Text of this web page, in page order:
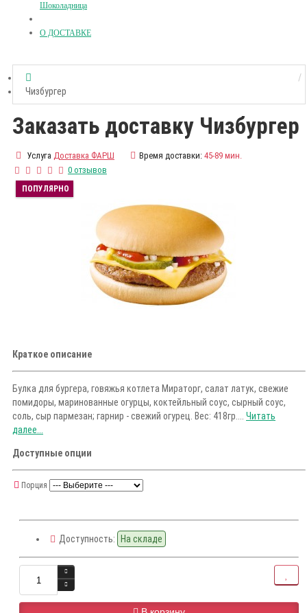
Шоколадница
О ДОСТАВКЕ
Чизбургер
Заказать доставку Чизбургер
Услуга Доставка ФАРШ Время доставки: 45-89 мин.
0 отзывов
ПОПУЛЯРНО
Краткое описание
Булка для бургера, говяжья котлета Мираторг, салат латук, свежие
помидоры, маринованные огурцы, коктейльный соус, сырный соус,
соль, сыр пармезан; гарнир - свежий огурец. Вес: 418гр.... Читать
далее...
Доступные опции
Порция
Доступность: На складе